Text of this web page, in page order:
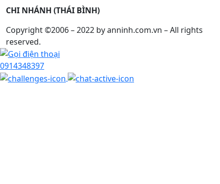
CHI NHÁNH (THÁI BÌNH)
Copyright ©2006 – 2022 by anninh.com.vn – All rights
reserved.
0914348397